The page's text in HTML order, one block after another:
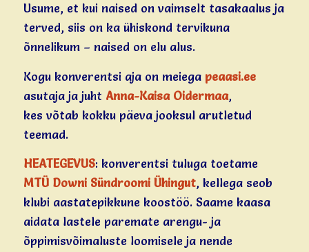
Usume, et kui naised on vaimselt tasakaalus ja
terved, siis on ka ühiskond tervikuna
õnnelikum – naised on elu alus.
Kogu konverentsi aja on meiega peaasi.ee
asutaja ja juht Anna-Kaisa Oidermaa,
kes võtab kokku päeva jooksul arutletud
teemad.
HEATEGEVUS: konverentsi tuluga toetame
MTÜ Downi Sündroomi Ühingut, kellega seob
klubi aastatepikkune koostöö. Saame kaasa
aidata lastele paremate arengu- ja
õppimisvõimaluste loomisele ja nende